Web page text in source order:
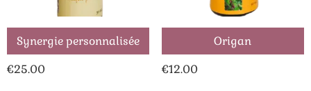
Synergie personnalisée
€25.00
Origan
€12.00